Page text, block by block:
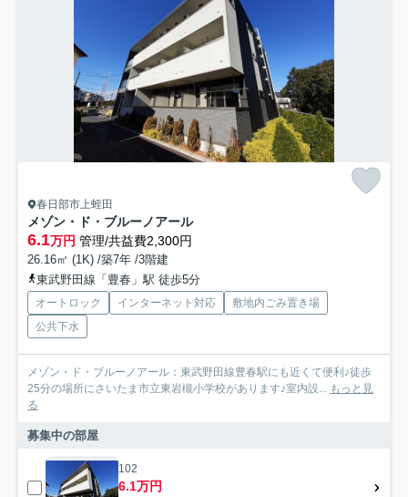
春日部市上蛭田
メゾン・ド・ブルーノアール
6.1万円 管理/共益費2,300円
26.16㎡ (1K) /築7年 /3階建
東武野田線「豊春」駅 徒歩5分
オートロック インターネット対応
敷地内ごみ置き場
公共下水
メゾン・ド・ブルーノアール：東武野田線豊春駅にも近くて便利♪徒歩
25分の場所にさいたま市立東岩槻小学校があります♪室内設... もっと見
る
募集中の部屋
102
6.1万円